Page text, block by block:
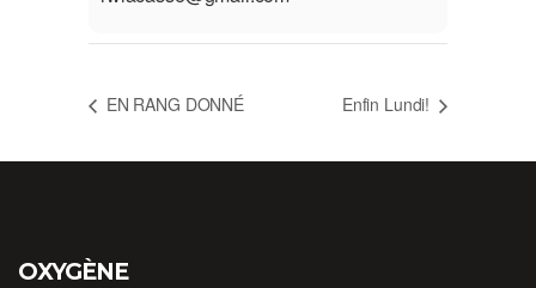
EN RANG DONNÉ Enfin Lundi!
OXYGÈNE